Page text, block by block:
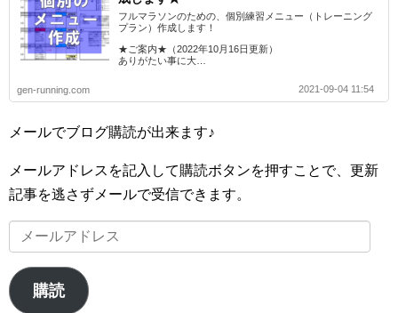
フルマラソンのための、個別練習メニュー（トレーニング
プラン）作成します！
★ご案内★（2022年10月16日更新）
ありがたい事に大…
gen-running.com 2021-09-04 11:54
メールでブログ購読が出来ます♪
メールアドレスを記入して購読ボタンを押すことで、更新
記事を逃さずメールで受信できます。
ー
ル
ア
購読